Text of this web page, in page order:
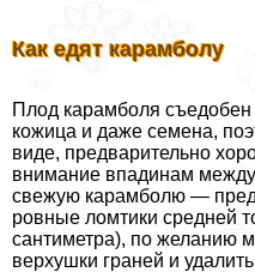
Как едят карамболу
Плод карамболя съедобен
кожица и даже семена,
виде, предварительно
внимание впадинам
свежую карамболю —
ровные ломтики средней
сантиметра), по желанию
верхушки граней и